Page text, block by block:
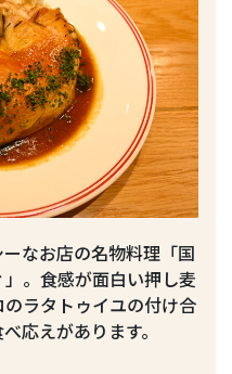
なお店の名物料理「国
。食感が面白い押し麦
ラタトゥイユの付け合
応えがあります。